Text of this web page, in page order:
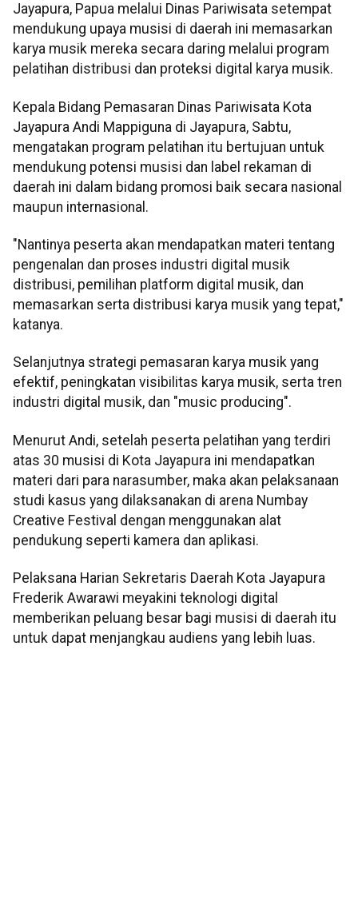
Jayapura, Papua melalui Dinas Pariwisata setempat
mendukung upaya musisi di daerah ini memasarkan
karya musik mereka secara daring melalui program
pelatihan distribusi dan proteksi digital karya musik.
Kepala Bidang Pemasaran Dinas Pariwisata Kota
Jayapura Andi Mappiguna di Jayapura, Sabtu,
mengatakan program pelatihan itu bertujuan untuk
mendukung potensi musisi dan label rekaman di
daerah ini dalam bidang promosi baik secara nasional
maupun internasional.
"Nantinya peserta akan mendapatkan materi tentang
pengenalan dan proses industri digital musik
distribusi, pemilihan platform digital musik, dan
memasarkan serta distribusi karya musik yang tepat,"
katanya.
Selanjutnya strategi pemasaran karya musik yang
efektif, peningkatan visibilitas karya musik, serta tren
industri digital musik, dan "music producing".
Menurut Andi, setelah peserta pelatihan yang terdiri
atas 30 musisi di Kota Jayapura ini mendapatkan
materi dari para narasumber, maka akan pelaksanaan
studi kasus yang dilaksanakan di arena Numbay
Creative Festival dengan menggunakan alat
pendukung seperti kamera dan aplikasi.
Pelaksana Harian Sekretaris Daerah Kota Jayapura
Frederik Awarawi meyakini teknologi digital
memberikan peluang besar bagi musisi di daerah itu
untuk dapat menjangkau audiens yang lebih luas.